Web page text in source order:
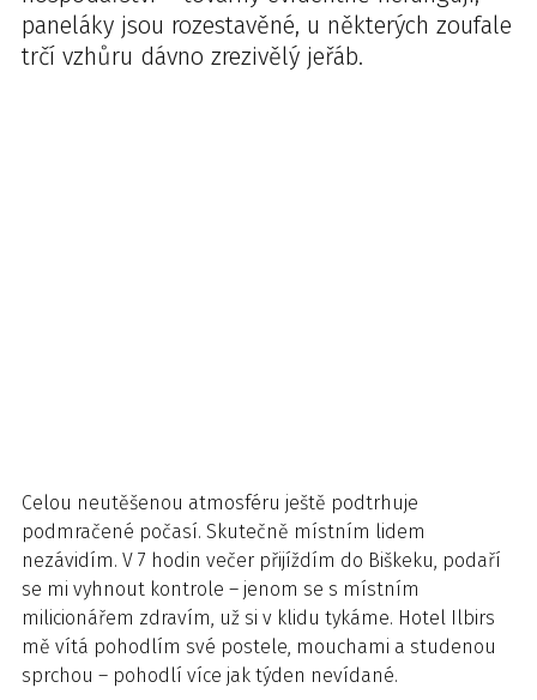
paneláky jsou rozestavěné, u některých zoufale
trčí vzhůru dávno zrezivělý jeřáb.
Celou neutěšenou atmosféru ještě podtrhuje
podmračené počasí. Skutečně místním lidem
nezávidím. V 7 hodin večer přijíždím do Biškeku, podaří
se mi vyhnout kontrole – jenom se s místním
milicionářem zdravím, už si v klidu tykáme. Hotel Ilbirs
mě vítá pohodlím své postele, mouchami a studenou
sprchou – pohodlí více jak týden nevídané.